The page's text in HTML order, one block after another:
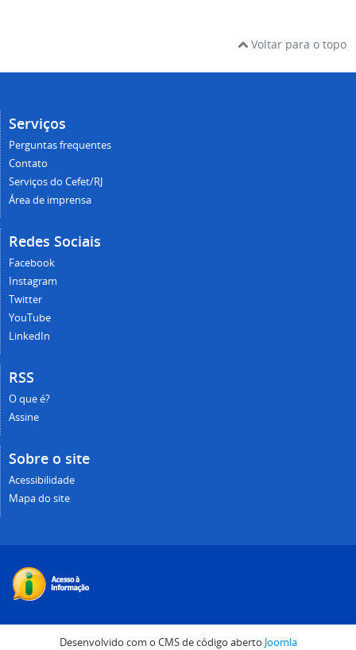
Voltar para o topo
Serviços
Perguntas frequentes
Contato
Serviços do Cefet/RJ
Área de imprensa
Redes Sociais
Facebook
Instagram
Twitter
YouTube
LinkedIn
RSS
O que é?
Assine
Sobre o site
Acessibilidade
Mapa do site
Desenvolvido com o CMS de código aberto Joomla